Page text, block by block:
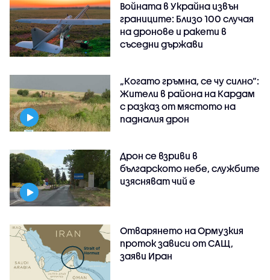
Войната в Украйна извън
границите: Близо 100 случая
на дронове и ракети в
съседни държави
„Когато гръмна, се чу силно“:
Жители в района на Кардам
с разказ от мястото на
падналия дрон
Дрон се взриви в
българското небе, службите
изясняват чий е
Отварянето на Ормузкия
проток зависи от САЩ,
заяви Иран